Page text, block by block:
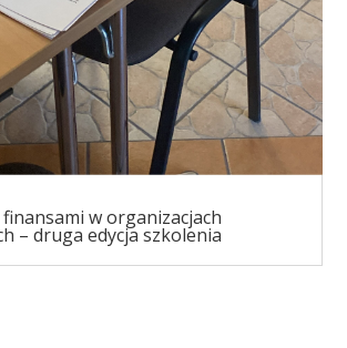
w organizacjach
– druga edycja szkolenia